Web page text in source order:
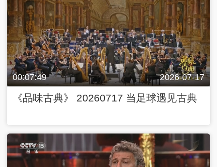
00:07:49 2026-07-17
《品味古典》 20260717 当足球遇见古典